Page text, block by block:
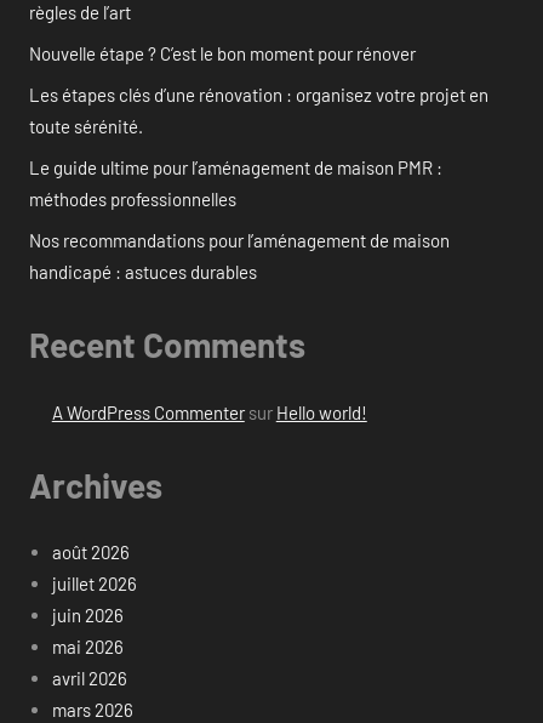
règles de l’art
Nouvelle étape ? C’est le bon moment pour rénover
Les étapes clés d’une rénovation : organisez votre projet en
toute sérénité.
Le guide ultime pour l’aménagement de maison PMR :
méthodes professionnelles
Nos recommandations pour l’aménagement de maison
handicapé : astuces durables
Recent Comments
A WordPress Commentersur Hello world!
Archives
août 2026
juillet 2026
juin 2026
mai 2026
avril 2026
mars 2026